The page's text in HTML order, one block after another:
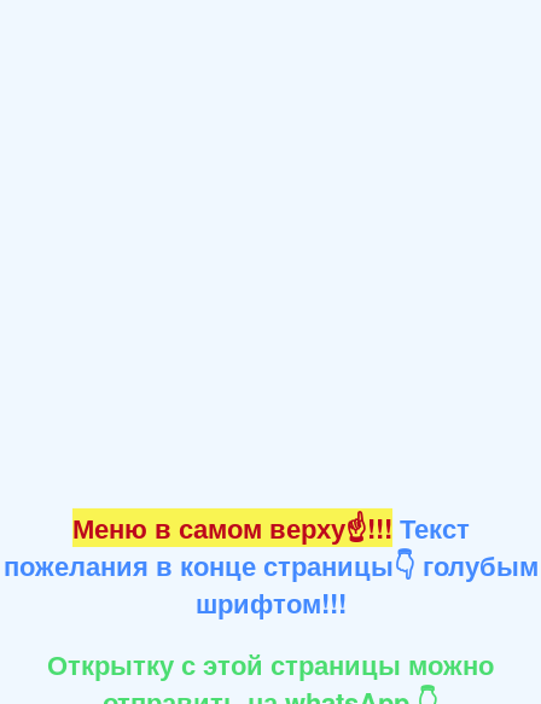
Меню в самом верху☝!!! Текст
пожелания в конце страницы👇 голубым
шрифтом!!!
Открытку с этой страницы можно